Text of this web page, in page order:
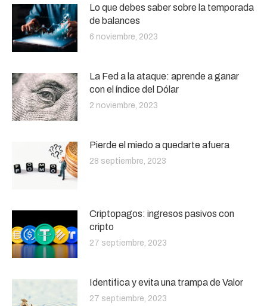
Lo que debes saber sobre la temporada
de balances
6 noviembre, 2023
La Fed a la ataque: aprende a ganar
con el índice del Dólar
2 noviembre, 2023
Pierde el miedo a quedarte afuera
28 septiembre, 2023
Criptopagos: ingresos pasivos con
cripto
27 septiembre, 2023
Identifica y evita una trampa de Valor
27 septiembre, 2023